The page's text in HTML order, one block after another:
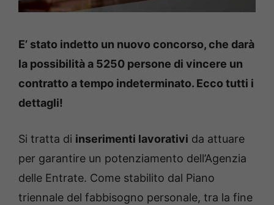
E’ stato indetto un nuovo concorso, che darà
la possibilità a 5250 persone di vincere un
contratto a tempo indeterminato. Ecco tutti i
dettagli!
Si tratta di inserimenti lavorativi da attuare
per garantire un potenziamento dell’Agenzia
delle Entrate. Come stabilito dal Piano
triennale del fabbisogno personale, tra la fine